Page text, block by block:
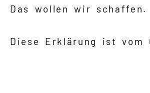
Das wollen wir schaffen.
Diese Erklärung ist vom